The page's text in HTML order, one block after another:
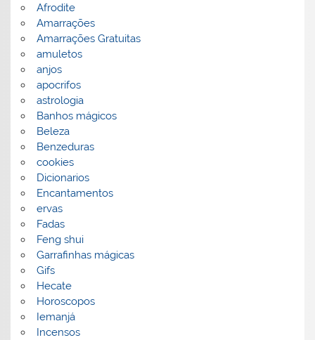
Afrodite
Amarrações
Amarrações Gratuitas
amuletos
anjos
apocrifos
astrologia
Banhos mágicos
Beleza
Benzeduras
cookies
Dicionarios
Encantamentos
ervas
Fadas
Feng shui
Garrafinhas mágicas
Gifs
Hecate
Horoscopos
Iemanjá
Incensos